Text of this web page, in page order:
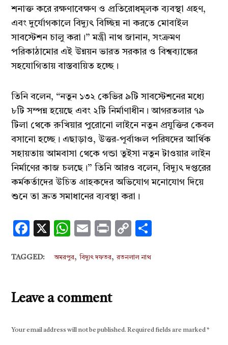
শনাক্ত করে রক্ষণাবেক্ষণ ও প্রতিরোধমূলক ব্যবস্থা গ্রহণ,
এবং দুর্যোগকালে বিদ্যুৎ বিচ্ছিন্ন না করতে মোবাইল
সাবস্টেশন চালু করা।” মন্ত্রী নাথ জানান, সংক্রমণ
পরিকাঠামোর এই উন্নয়ন ভারত সরকার ও বিশ্বব্যাঙ্কের
সহযোগিতায় বাস্তবায়িত হচ্ছে।
তিনি বলেন, “নতুন ১৩২ কেভির ৯টি সাবস্টেশনের মধ্যে
৮টি সম্পন্ন হয়েছে এবং ২টি নির্মাণাধীন। আগরতলার ৭৯
টিলা থেকে রুখিয়ার পুরোনো লাইনে নতুন প্রযুক্তির কেবল
বসানো হচ্ছে। এছাড়াও, উত্তর-পূর্বাঞ্চল পরিষদের আর্থিক
সহায়তায় আমবাসা থেকে গন্ডা তুইসা নতুন টাওয়ার লাইন
নির্মাণের কাজ চলছে।” তিনি আরও বলেন, বিদ্যুৎ দপ্তরের
কর্মকর্তাদের উচিত গ্রাহকদের অভিযোগ মনোযোগ দিয়ে
শুনে তা দ্রুত সমাধানের ব্যবস্থা করা।
Facebook
X WhatsApp
EmailPrintCopy
TAGGED: অমরপুর,বিদ্যুৎ দফতর,রতনলাল নাথ
Leave a comment
Your email address will not be published. Required fields are marked*